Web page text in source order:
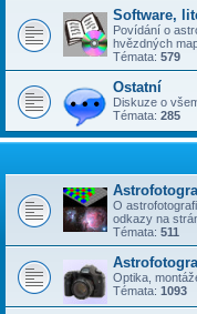
Software,
Povídání o
hvězdných
Témata: 579
Ostatní
Diskuze o
Témata: 285
O
odkazy na
Témata: 511
Optika,
Témata: 1093